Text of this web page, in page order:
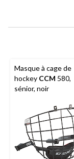
Masque à cage de
hockey CCM 580,
sénior, noir